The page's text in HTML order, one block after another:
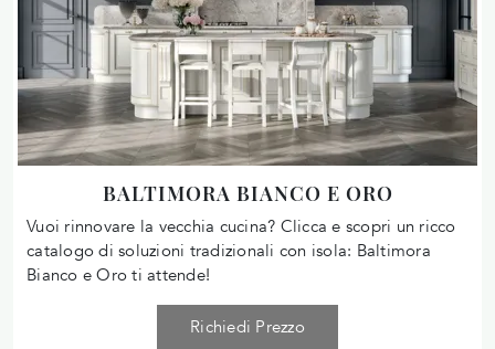
BALTIMORA BIANCO E ORO
Vuoi rinnovare la vecchia cucina? Clicca e scopri un ricco
catalogo di soluzioni tradizionali con isola: Baltimora
Bianco e Oro ti attende!
Richiedi Prezzo